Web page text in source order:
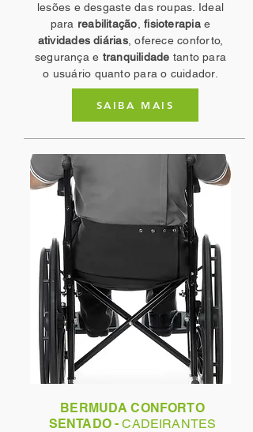
lesões e desgaste das roupas. Ideal
para reabilitação ,fisioterapiae
atividades diárias, oferece conforto,
segurança e tranquilidade tanto para
o usuário quanto para o cuidador.
SAIBA MAIS
BERMUDA CONFORTO
SENTADO -CADEIRANTES